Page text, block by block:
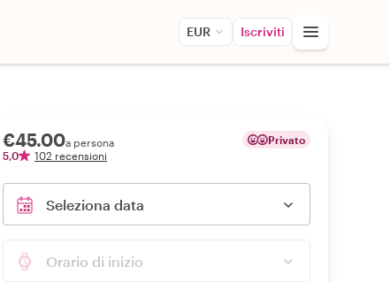
EUR Iscriviti
€45.00a persona
5,0
102 recensioni
Privato
Seleziona data
Orario di inizio